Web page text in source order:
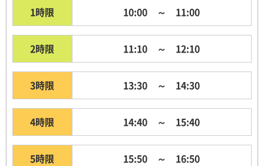
1時限 10:00 ～ 11:00
2時限 11:10 ～ 12:10
3時限 13:30 ～ 14:30
4時限 14:40 ～ 15:40
5時限 15:50 ～ 16:50